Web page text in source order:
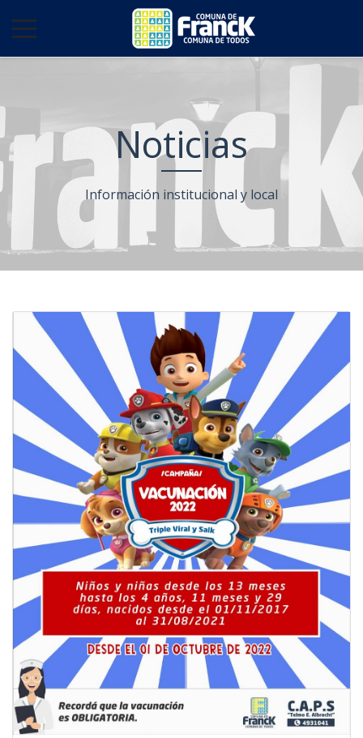
Noticias
Información institucional y local